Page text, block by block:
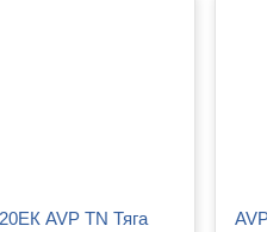
AVP-1L-TG-050-02100 Трос